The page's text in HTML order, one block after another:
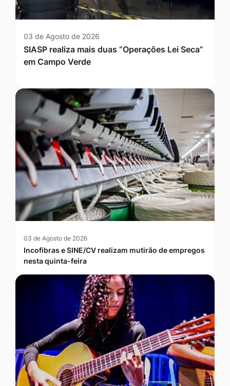
03 de Agosto de 2026
SIASP realiza mais duas “Operações Lei Seca”
em Campo Verde
03 de Agosto de 2026
Incofibras e SINE/CV realizam mutirão de empregos
nesta quinta-feira